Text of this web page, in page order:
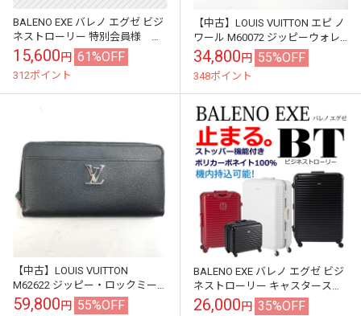
BALENO EXE バレノ エグゼ ビジ
ネストローリー 特別会員様 ご
優待価格40%OFF
15,600円 61%OFF
312ポイント
【中古】LOUIS VUITTON エピ ノ
ワール M60072 ジッピーウォレ
ット 長財布
34,800円 55%OFF
348ポイント
【中古】LOUIS VUITTON
M62622 ジッピー・ロックミー
ラウンドファスナー長財布
59,800円 55%OFF
BALENO EXE バレノ エグゼ ビジ
ネストローリー キャスタースト
ッパー 機内持ち込み 送料無料
26,000円 35%OFF